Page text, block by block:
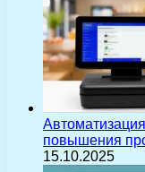
повышения
15.10.2025